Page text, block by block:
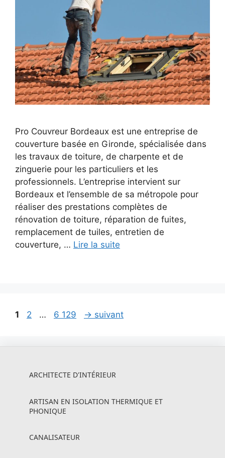
Pro Couvreur Bordeaux est une entreprise de
couverture basée en Gironde, spécialisée dans
les travaux de toiture, de charpente et de
zinguerie pour les particuliers et les
professionnels. L’entreprise intervient sur
Bordeaux et l’ensemble de sa métropole pour
réaliser des prestations complètes de
rénovation de toiture, réparation de fuites,
remplacement de tuiles, entretien de
couverture, … Lire la suite
Page
1 Page
2 … Page
6 129 → suivant
ARCHITECTE D'INTÉRIEUR
ARTISAN EN ISOLATION THERMIQUE ET
PHONIQUE
CANALISATEUR